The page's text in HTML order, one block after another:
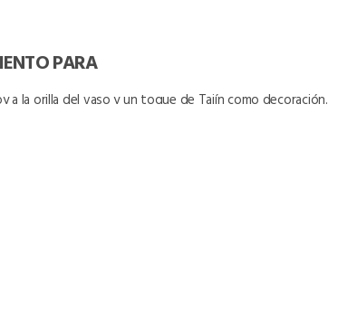
PARA
a la orilla del vaso y un toque de Tajín como decoración.